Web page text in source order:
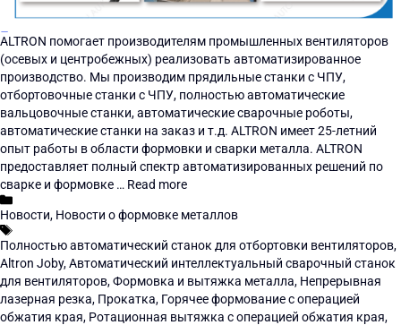
ALTRON помогает производителям промышленных вентиляторов
(осевых и центробежных) реализовать автоматизированное
производство. Мы производим прядильные станки с ЧПУ,
отбортовочные станки с ЧПУ, полностью автоматические
вальцовочные станки, автоматические сварочные роботы,
автоматические станки на заказ и т.д. ALTRON имеет 25-летний
опыт работы в области формовки и сварки металла. ALTRON
предоставляет полный спектр автоматизированных решений по
сварке и формовке … Read more
Новости, Новости о формовке металлов
Полностью автоматический станок для отбортовки вентиляторов,
Altron Joby,Автоматический интеллектуальный сварочный станок
для вентиляторов,Формовка и вытяжка металла, Непрерывная
лазерная резка, Прокатка, Горячее формование с операцией
обжатия края, Ротационная вытяжка с операцией обжатия края,